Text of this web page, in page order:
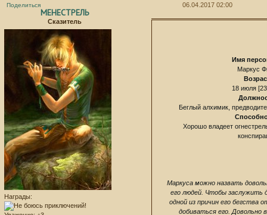
Поделиться 06.04.2017 02:00
МЕНЕСТРЕЛЬ
Сказитель
Награды:
Имя
Маркус
18 июля
Беглый алхимик,
Хорошо владеет
Маркуса можно назвать
его людей. Чтобы заслужить
одной из причин его бегства
добиваться его. Довольно